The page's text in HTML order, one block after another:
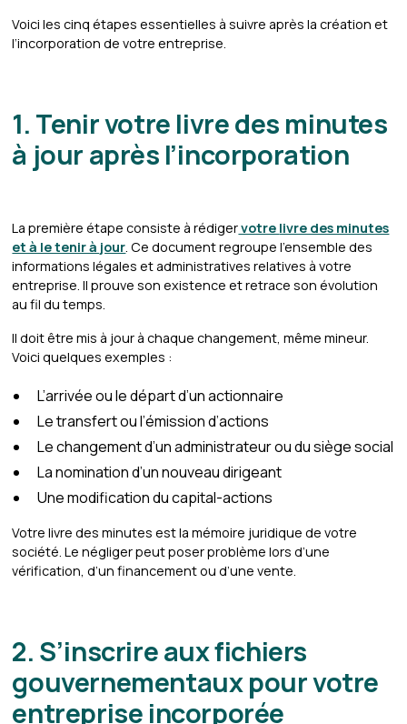
Voici les cinq étapes essentielles à suivre après la création et
l’incorporation de votre entreprise.
1. Tenir votre livre des minutes
à jour après l’incorporation
La première étape consiste à rédigervotre livre des minutes
et à le tenir à jour . Ce document regroupe l’ensemble des
informations légales et administratives relatives à votre
entreprise. Il prouve son existence et retrace son évolution
au fil du temps.
Il doit être mis à jour à chaque changement, même mineur.
Voici quelques exemples :
L’arrivée ou le départ d’un actionnaire
Le transfert ou l’émission d’actions
Le changement d’un administrateur ou du siège social
La nomination d’un nouveau dirigeant
Une modification du capital-actions
Votre livre des minutes est la mémoire juridique de votre
société. Le négliger peut poser problème lors d’une
vérification, d’un financement ou d’une vente.
2. S’inscrire aux fichiers
gouvernementaux pour votre
entreprise incorporée